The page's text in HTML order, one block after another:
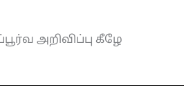
அறிவிப்பு கீழே